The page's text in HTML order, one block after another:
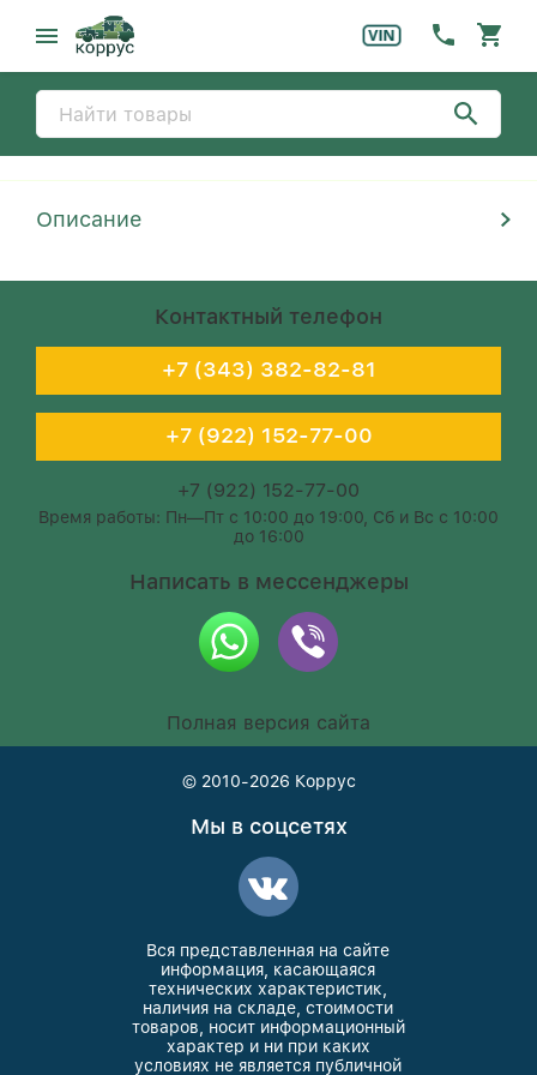
Описание
Контактный телефон
+7 (343) 382-82-81
+7 (922) 152-77-00
+7 (922) 152-77-00
Время работы: Пн—Пт с 10:00 до 19:00, Сб и Вс с 10:00
до 16:00
Написать в мессенджеры
Полная версия сайта
© 2010-2026 Коррус
Мы в соцсетях
Вся представленная на сайте
информация, касающаяся
технических характеристик,
наличия на складе, стоимости
товаров, носит информационный
характер и ни при каких
условиях не является публичной